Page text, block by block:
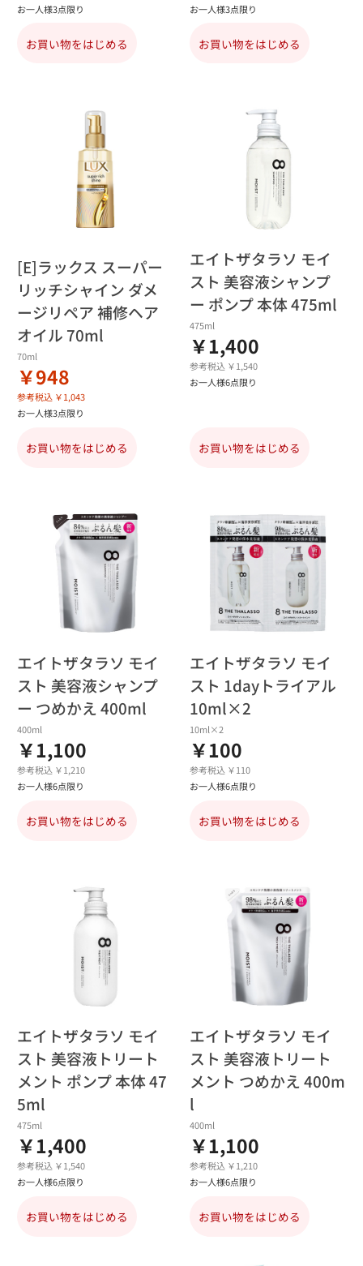
お一人様3点限り
お買い物をはじめる
お一人様3点限り
お買い物をはじめる
[E]ラックス スーパー
リッチシャイン ダメ
ージリペア 補修ヘア
オイル 70ml
70ml
￥948
参考税込 ￥1,043
お一人様3点限り
お買い物をはじめる
エイトザタラソ モイ
スト 美容液シャンプ
ー ポンプ 本体 475ml
475ml
￥1,400
参考税込 ￥1,540
お一人様6点限り
お買い物をはじめる
エイトザタラソ モイ
スト 美容液シャンプ
ー つめかえ 400ml
400ml
￥1,100
参考税込 ￥1,210
お一人様6点限り
お買い物をはじめる
エイトザタラソ モイ
スト 1dayトライアル
10ml×2
10ml×2
￥100
参考税込 ￥110
お一人様6点限り
お買い物をはじめる
エイトザタラソ モイ
スト 美容液トリート
メント ポンプ 本体 47
5ml
475ml
￥1,400
参考税込 ￥1,540
お一人様6点限り
お買い物をはじめる
エイトザタラソ モイ
スト 美容液トリート
メント つめかえ 400m
l
400ml
￥1,100
参考税込 ￥1,210
お一人様6点限り
お買い物をはじめる